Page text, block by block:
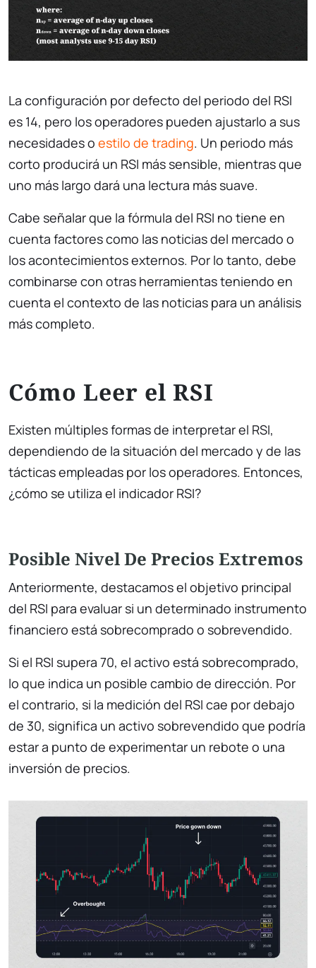
La configuración por defecto del periodo del RSI
es 14, pero los operadores pueden ajustarlo a sus
necesidades o estilo de trading. Un periodo más
corto producirá un RSI más sensible, mientras que
uno más largo dará una lectura más suave.
Cabe señalar que la fórmula del RSI no tiene en
cuenta factores como las noticias del mercado o
los acontecimientos externos. Por lo tanto, debe
combinarse con otras herramientas teniendo en
cuenta el contexto de las noticias para un análisis
más completo.
Cómo Leer el RSI
Existen múltiples formas de interpretar el RSI,
dependiendo de la situación del mercado y de las
tácticas empleadas por los operadores. Entonces,
¿cómo se utiliza el indicador RSI?
Posible Nivel De Precios Extremos
Anteriormente, destacamos el objetivo principal
del RSI para evaluar si un determinado instrumento
financiero está sobrecomprado o sobrevendido.
Si el RSI supera 70, el activo está sobrecomprado,
lo que indica un posible cambio de dirección. Por
el contrario, si la medición del RSI cae por debajo
de 30, significa un activo sobrevendido que podría
estar a punto de experimentar un rebote o una
inversión de precios.